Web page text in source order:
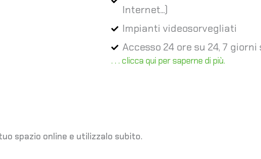
Internet...)
Impianti videosorvegliati
Accesso 24 ore su 24, 7 giorni
. . . clicca qui per saperne di più.
spazio online e utilizzalo subito.